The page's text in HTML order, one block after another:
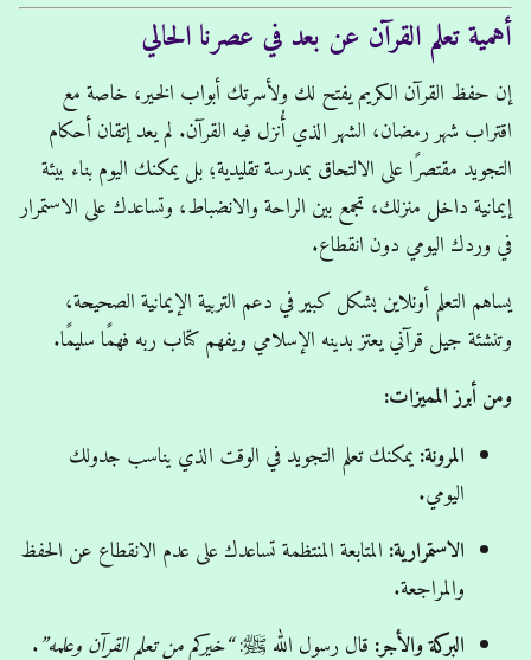
أهمية تعلم القرآن عن بعد في عصرنا الحالي
إن حفظ القرآن الكريم يفتح لك ولأسرتك أبواب الخير، خاصة مع
اقتراب شهر رمضان، الشهر الذي أُنزل فيه القرآن. لم يعد إتقان أحكام
التجويد مقتصرًا على الالتحاق بمدرسة تقليدية؛ بل يمكنك اليوم بناء بيئة
إيمانية داخل منزلك، تجمع بين الراحة والانضباط، وتساعدك على الاستمرار
في وردك اليومي دون انقطاع.
يساهم التعلم أونلاين بشكل كبير في دعم التربية الإيمانية الصحيحة،
وتنشئة جيل قرآني يعتز بدينه الإسلامي ويفهم كتاب ربه فهمًا سليمًا.
ومن أبرز المميزات:
المرونة:يمكنك تعلم التجويد في الوقت الذي يناسب جدولك
اليومي.
الاستمرارية: المتابعة المنتظمة تساعدك على عدم الانقطاع عن الحفظ
والمراجعة.
البركة والأجر: قال رسول الله ﷺ:“خيركم من تعلم القرآن وعلمه”.